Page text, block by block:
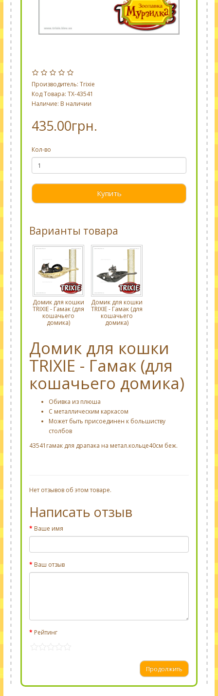
Производитель: Trixie
Код Товара: TX-43541
Наличие: В наличии
435.00грн.
Кол-во
Купить
Варианты товара
Домик для кошки
TRIXIE - Гамак (для
кошачьего
домика)
Домик для кошки
TRIXIE - Гамак (для
кошачьего
домика)
Домик для кошки
TRIXIE - Гамак (для
кошачьего домика)
Обивка из плюша
С металлическим каркасом
Может быть присоединен к большиству
столбов
43541гамак для драпака на метал.кольце40см беж.
Нет отзывов об этом товаре.
Написать отзыв
Ваше имя
Ваш отзыв
Рейтинг
Продолжить